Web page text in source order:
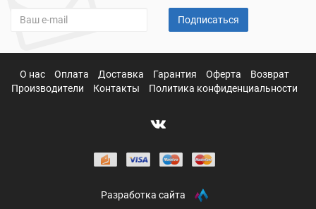
Подписаться
О нас Оплата Доставка Гарантия Оферта
Возврат
Производители
Контакты Политика конфиденциальности
Разработка сайта